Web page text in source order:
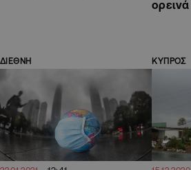
ορεινά
ΔΙΕΘΝΗ ΚΥΠΡΟΣ